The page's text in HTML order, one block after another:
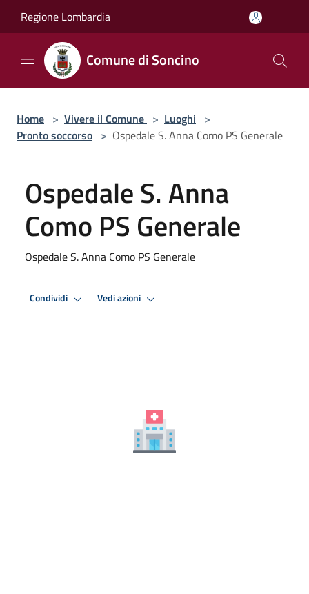
Regione Lombardia
Comune di Soncino
Home > Vivere il Comune > Luoghi >
Pronto soccorso > Ospedale S. Anna Como PS Generale
Ospedale S. Anna
Como PS Generale
Ospedale S. Anna Como PS Generale
Condividi Vedi azioni